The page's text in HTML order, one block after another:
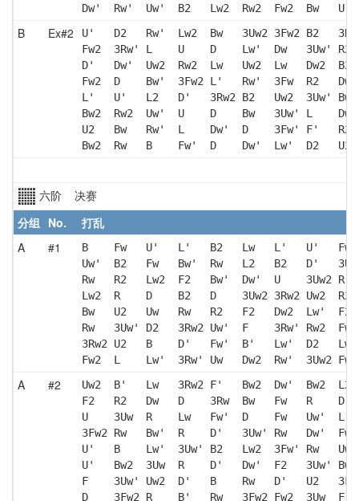
Dw'  Rw'  Uw'  B2   Lw2  Rw2  Fw2  Bw   U'
B Ex#2
U'   D2   Rw'  Lw2  Bw   3Uw2 3Fw2 B2
Fw2  3Rw' L    U    D    Lw'  Dw   3Uw' R2
D'   Dw'  Uw2  Rw2  Lw   Uw2  Lw   Dw2  B2
Fw2  D    Bw'  3Fw2 L'   Rw'  3Fw  R2
L'   U'   L2   D'   3Rw2 B2   Uw2  3Uw' Bw
Bw2  Rw2  Uw'  U    D    Bw   3Uw' L
U2   Bw   Rw'  L    Dw'  D    3Fw' F'
Bw2  Rw   B    Fw'  D    Dw'  Lw'  D2
六阶 决赛
分组 No.
打乱
A
#1
B    Fw   U'   L'   B2   Lw   L'   U'
Uw'  B2   Fw   Bw'  Rw   L2   B2   D'
Rw   R2   Lw2  F2   Bw'  Dw'  U    3Uw2 R
Lw2  R    D    B2   D    3Uw2 3Rw2 Uw2  R2
Bw   U2   Uw   Rw   R2   F2   Dw2  Lw'
Rw   3Uw' D2   3Rw2 Uw'  F    3Rw' Rw2
3Rw2 U2   B    D'   Fw'  B'   Lw'  D2
Fw2  L    Lw'  3Rw' Uw   Dw2  Rw'  3Uw2
A #2
Uw2  B'   Lw   3Rw2 F'   Bw2  Dw'  Bw2
F2   R2   Dw   D    3Rw  Bw   Fw   R    D
U    3Uw  R    Lw   Fw'  D    Fw   Uw'  L
3Fw2 Rw   Bw'  R    D'   3Uw' Rw   Dw'
U'   B    Lw'  3Uw' B2   Lw2  3Fw' Rw
U'   Bw2  3Uw  R    D'   Dw'  F2   3Uw'
F    3Uw' Uw2  D'   B    Rw   D'   U2
D    3Fw2 R    B'   Rw   3Fw2 Fw2  3Uw